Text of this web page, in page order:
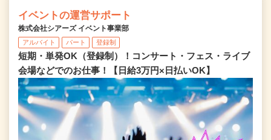
イベントの運営サポート
株式会社シアーズ イベント事業部
アルバイト パート 登録制
短期・単発OK（登録制）！コンサート・フェス・ライブ
会場などでのお仕事！【日給3万円×日払いOK】